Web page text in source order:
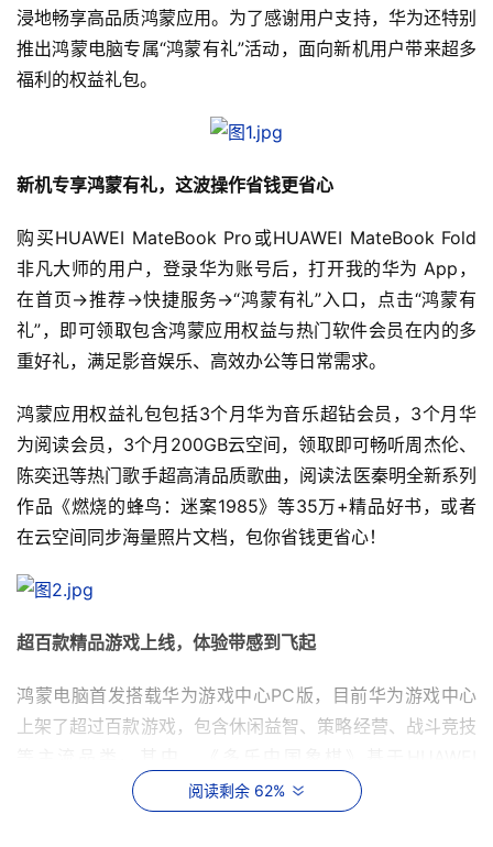
浸地畅享高品质鸿蒙应用。为了感谢用户支持，华为还特别
推出鸿蒙电脑专属“鸿蒙有礼”活动，面向新机用户带来超多
福利的权益礼包。
新机专享鸿蒙有礼，这波操作省钱更省心
购买HUAWEI MateBook Pro或HUAWEI MateBook Fold
非凡大师的用户，登录华为账号后，打开我的华为 App，
在首页->推荐->快捷服务->“鸿蒙有礼”入口，点击“鸿蒙有
礼”，即可领取包含鸿蒙应用权益与热门软件会员在内的多
重好礼，满足影音娱乐、高效办公等日常需求。
鸿蒙应用权益礼包包括3个月华为音乐超钻会员，3个月华
为阅读会员，3个月200GB云空间，领取即可畅听周杰伦、
陈奕迅等热门歌手超高清品质歌曲，阅读法医秦明全新系列
作品《燃烧的蜂鸟：迷案1985》等35万+精品好书，或者
在云空间同步海量照片文档，包你省钱更省心！
超百款精品游戏上线，体验带感到飞起
鸿蒙电脑首发搭载华为游戏中心PC版，目前华为游戏中心
上架了超过百款游戏，包含休闲益智、策略经营、战斗竞技
MateBook Fold 非凡大师折叠创新设计，以转轴为“楚河汉
界”，上下屏幕分别显示两方棋子，玩家可与好友面对面对
阅读剩余 62%